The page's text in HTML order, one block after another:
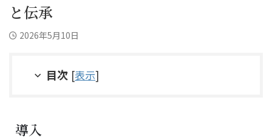
と伝承
2026年5月10日
目次 [表示]
導入